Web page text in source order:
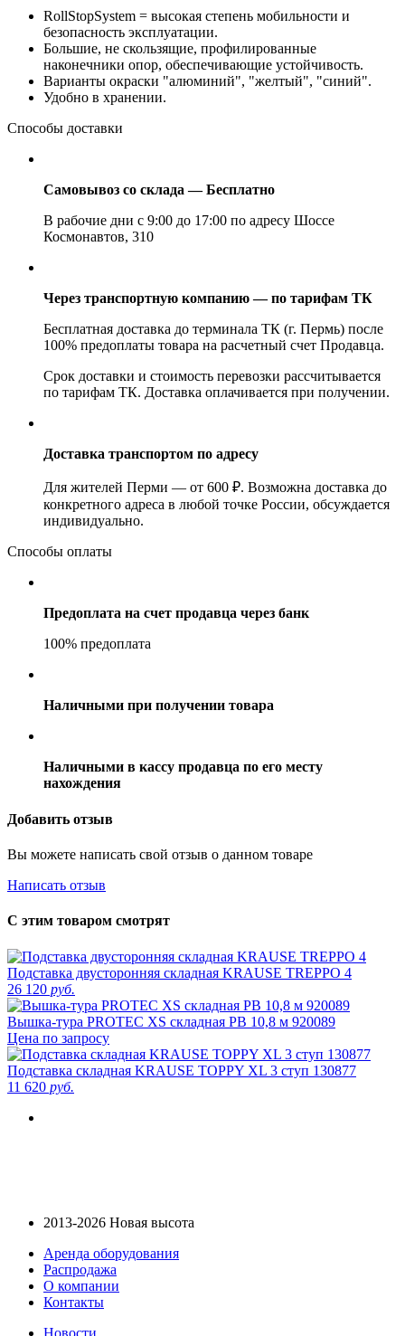
RollStopSystem = высокая степень мобильности и
безопасность эксплуатации.
Большие, не скользящие, профилированные
наконечники опор, обеспечивающие устойчивость.
Варианты окраски "алюминий", "желтый", "синий".
Удобно в хранении.
Способы доставки
Самовывоз со склада — Бесплатно
В рабочие дни с 9:00 до 17:00 по адресу Шоссе
Космонавтов, 310
Через транспортную компанию — по тарифам ТК
Бесплатная доставка до терминала ТК (г. Пермь) после
100% предоплаты товара на расчетный счет Продавца.
Срок доставки и стоимость перевозки рассчитывается
по тарифам ТК. Доставка оплачивается при получении.
Доставка транспортом по адресу
Для жителей Перми — от 600 ₽. Возможна доставка до
конкретного адреса в любой точке России, обсуждается
индивидуально.
Способы оплаты
Предоплата на счет продавца через банк
100% предоплата
Наличными при получении товара
Наличными в кассу продавца по его месту
нахождения
Добавить отзыв
Вы можете написать свой отзыв о данном товаре
Написать отзыв
С этим товаром смотрят
Подставка двусторонняя складная KRAUSE TREPPO 4
26 120 руб.
Вышка-тура PROTEC XS складная РВ 10,8 м 920089
Цена по запросу
Подставка складная KRAUSE TOPPY XL 3 ступ 130877
11 620 руб.
2013-2026 Новая высота
Аренда оборудования
Распродажа
О компании
Контакты
Новости